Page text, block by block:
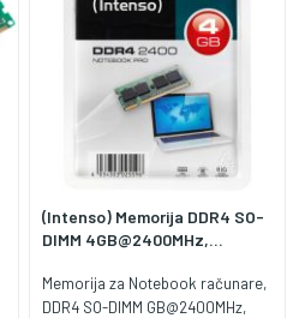
(Intenso) Memorija DDR4 SO-
DIMM 4GB@2400MHz,...
Memorija za Notebook računare,
DDR4 SO-DIMM GB@2400MHz,